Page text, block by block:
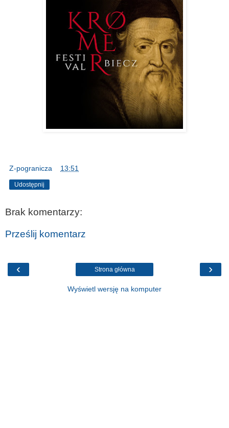
Z-pogranicza 13:51
Udostępnij
Brak komentarzy:
Prześlij komentarz
‹ ›
Strona główna
Wyświetl wersję na komputer